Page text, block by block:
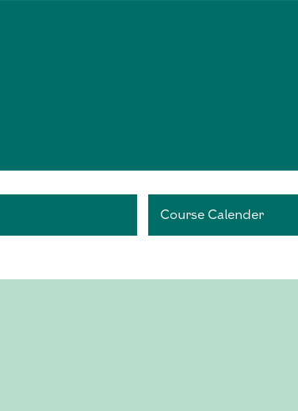
Course Calender